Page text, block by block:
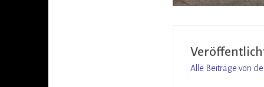
Alle Beiträge von